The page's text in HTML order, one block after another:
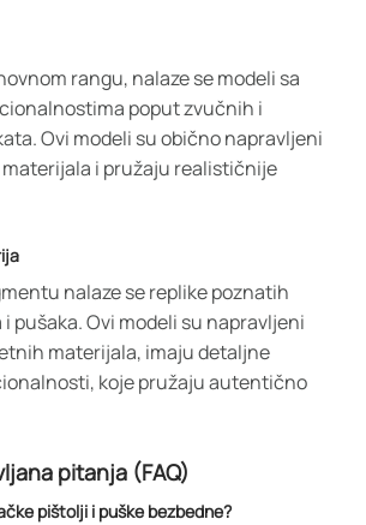
rangu, nalaze se modeli sa
poput zvučnih i
Ovi modeli su obično napravljeni
i pružaju realističnije
nalaze se replike poznatih
pušaka. Ovi modeli su napravljeni
materijala, imaju detaljne
koje pružaju autentično
pitanja (FAQ)
pištolji i puške bezbedne?